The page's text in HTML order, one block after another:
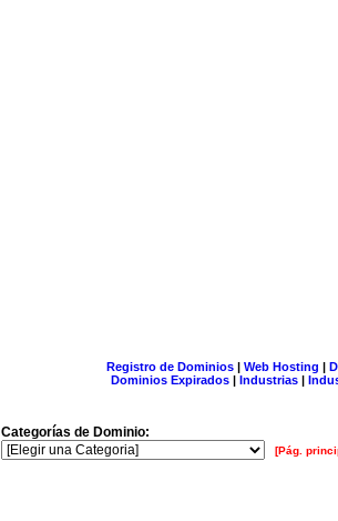
Registro de Dominios| Web Hosting |
Dominios Expirados | Industrias |
Categorías de Dominio:
[Pág.